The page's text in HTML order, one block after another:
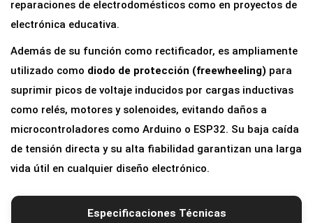
1
0
0
0
V
D
O
reparaciones de electrodomésticos como en proyectos de
electrónica educativa.
Además de su función como rectificador, es ampliamente
utilizado como diodo de protección (freewheeling) para
suprimir picos de voltaje inducidos por cargas inductivas
como relés, motores y solenoides, evitando daños a
microcontroladores como Arduino o ESP32. Su baja caída
de tensión directa y su alta fiabilidad garantizan una larga
vida útil en cualquier diseño electrónico.
Especificaciones Técnicas